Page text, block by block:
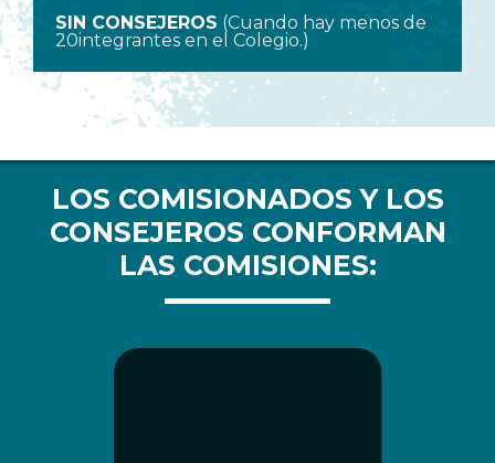
SIN CONSEJEROS (Cuando hay menos de
20integrantes en el Colegio.)
LOS COMISIONADOS Y LOS
CONSEJEROS CONFORMAN
LAS COMISIONES: